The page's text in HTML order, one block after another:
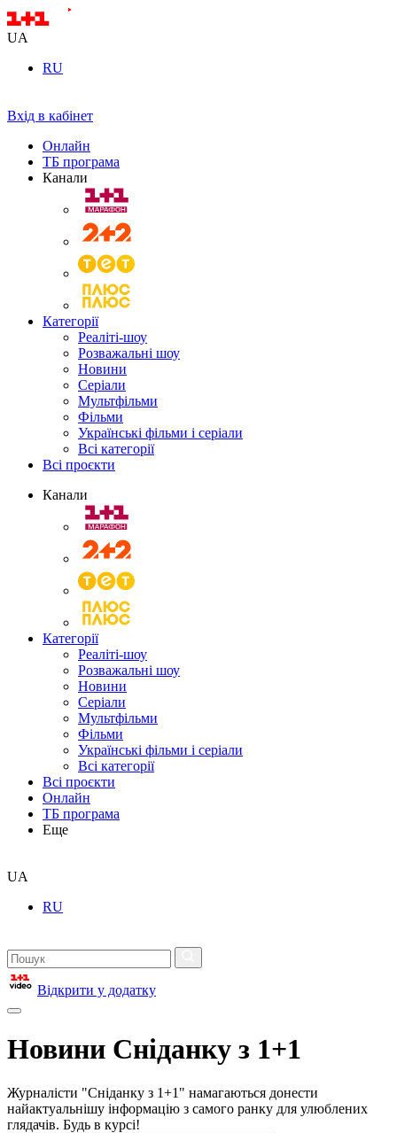
UA
RU
Вхід в кабінет
Онлайн
ТБ програма
Канали
Категорії
Реаліті-шоу
Розважальні шоу
Новини
Серіали
Мультфільми
Фільми
Українські фільми і серіали
Всі категорії
Всі проєкти
Канали
Категорії
Реаліті-шоу
Розважальні шоу
Новини
Серіали
Мультфільми
Фільми
Українські фільми і серіали
Всі категорії
Всі проєкти
Онлайн
ТБ програма
Еще
UA
RU
Відкрити у додатку
Новини Сніданку з 1+1
Журналісти "Сніданку з 1+1" намагаються донести
найактуальнішу інформацію з самого ранку для улюблених
глядачів. Будь в курсі!